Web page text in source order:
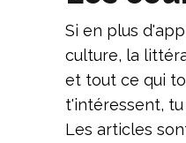
Si en plus
culture, la
et tout ce qui
t'intéressent,
Les articles